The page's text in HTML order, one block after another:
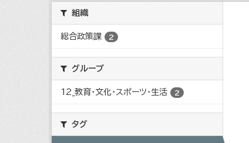
組織
総合政策課 2
グループ
12_教育・文化・スポーツ・生活 2
タグ